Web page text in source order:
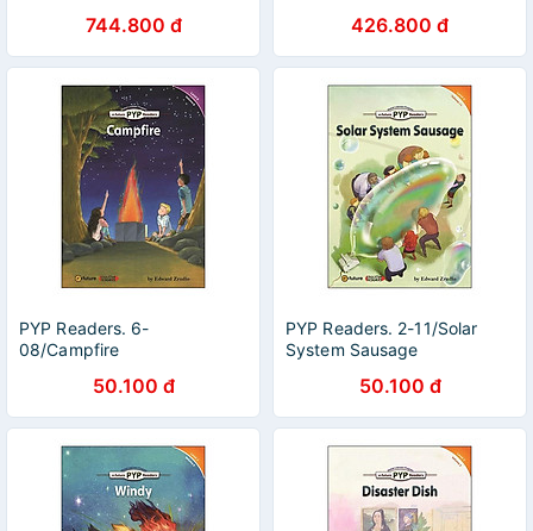
744.800 đ 426.800 đ
PYP Readers. 6-
08/Campfire
50.100 đ
PYP Readers. 2-11/Solar
System Sausage
50.100 đ